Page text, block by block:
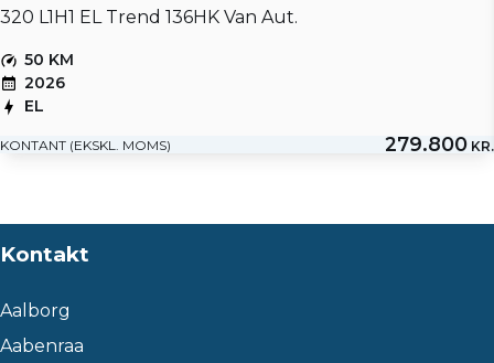
320 L1H1 EL Trend 136HK Van Aut.
50 KM
2026
EL
KONTANT (EKSKL. MOMS) 279.800 KR.
Kontakt
Aalborg
Aabenraa